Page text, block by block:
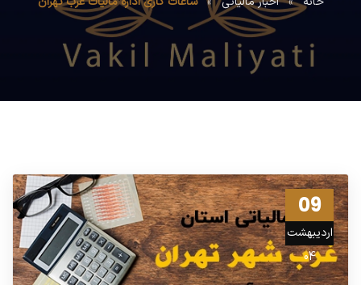
09
اردیبهشت
04